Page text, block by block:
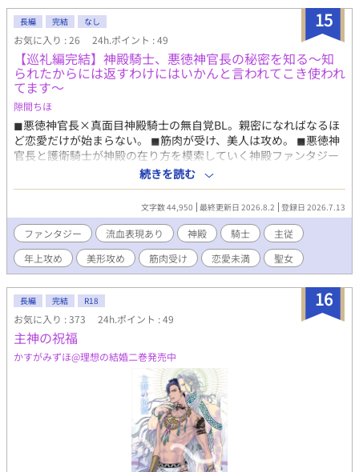
15
長編 完結 なし
お気に入り : 26 24h.ポイント : 49
【巡礼編完結】神殿騎士、悪徳神官長の秘密を知る〜知
られたからには返すわけにはいかんと言われてこき使われ
てます〜
隙間ちほ
◼︎悪徳神官長×真面目神殿騎士の無自覚BL。親密になればなるほ
ど恋愛だけが始まらない。 ◼︎筋肉が受け、美人は攻め。 ◼︎悪徳神
官長と護衛騎士が神殿の在り方を模索していく神殿ファンタジー
◼︎悪徳と噂される神官長の護衛騎士として登殿した、新任の神殿
騎士フィリス。 神殿を私物化し、賄賂を受け取り、聖女を好き勝
手に動かす――そんな黒い噂の裏には、ある秘密があった。 秘密
を知ってしまったフィリスは、「知られたからには帰すわけには
いかん」と専属護衛を命じられる。 まるで小間使いのようにこき
使われる日々の中、次第に黒い噂の裏側を知るようになり……。
※は流血・残酷描写あり
続きを読む
文字数 44,950 最終更新日 2026.8.2 登録日 2026.7.13
ファンタジー 流血表現あり 神殿 騎士
主従
年上攻め
美形攻め 筋肉受け 恋愛未満 聖女
16
長編 完結 R18
お気に入り : 373 24h.ポイント : 49
主神の祝福
かすがみずほ@理想の結婚二巻発売中